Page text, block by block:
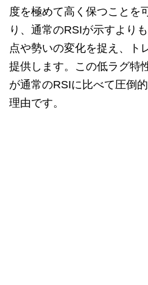
度を極めて高く保つことを
り、通常のRSIが示すより
点や勢いの変化を捉え、ト
提供します。この低ラグ特
が通常のRSIに比べて圧倒
理由です。